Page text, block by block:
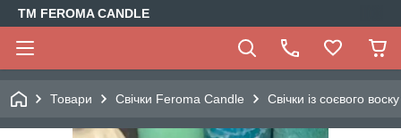
TM FEROMA CANDLE
Товари Свічки Feroma Candle Свічки із соєвого воску